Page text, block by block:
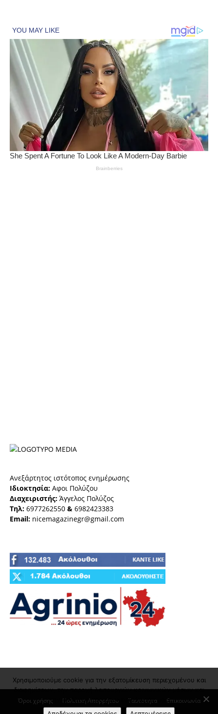
Ανεξάρτητος ιστότοπος ενημέρωσης
Ιδιοκτησία: Αφοι Πολύζου
Διαχειριστής: Άγγελος Πολύζος
Τηλ: 6977262550 & 6982423383
Email: nicemagazinegr@gmail.com
Όροι χρήσης Πολιτική Απορρήτου Ταυτότητα Επικοινωνία
Χρησιμοποιούμε cookie για την εξατομίκευση περιεχομένου και
διαφημίσεων, την παροχή λειτουργιών κοινωνικών μέσων και
την ανάλυση της επισκεψιμότητάς μας